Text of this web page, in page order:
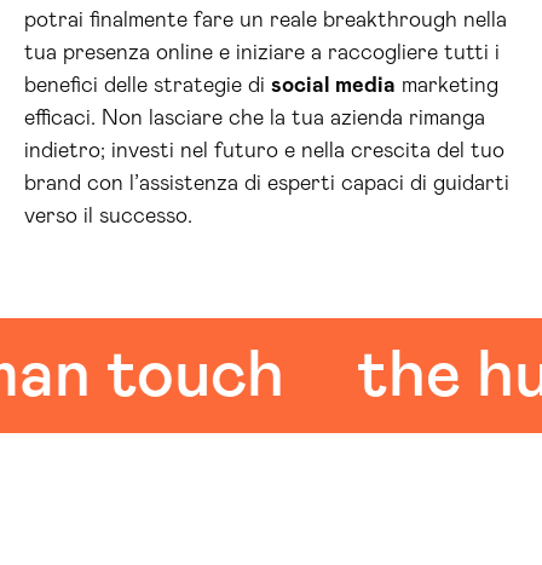
potrai finalmente fare un reale breakthrough nella
tua presenza online e iniziare a raccogliere tutti i
benefici delle strategie di social media marketing
efficaci. Non lasciare che la tua azienda rimanga
indietro; investi nel futuro e nella crescita del tuo
brand con l’assistenza di esperti capaci di guidarti
verso il successo.
the